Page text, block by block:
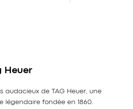
Heuer
audacieux de TAG Heuer, une
légendaire fondée en 1860.